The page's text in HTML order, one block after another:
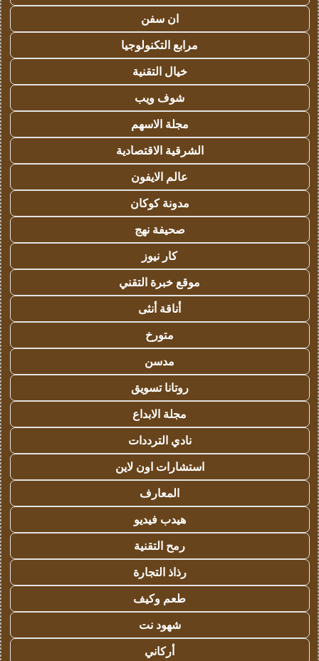
ان سفن
مرابع التكنولوجيا
خيال التقنية
شوف ويب
مجلة الاسهم
الشرقية الاقتصادية
عالم الايفون
مدونة كوكان
صحيفة نهج
كار نيوز
موقع خبرة التقني
أناقة أنثى
متورخ
مدسن
روتانا تسويق
مجلة الابداع
نادي الترددات
استشارات اون لاين
المعارف
هيدب فيديو
رمح التقنية
رذاذ التجارة
طعم وكيف
شهود نت
أركاني